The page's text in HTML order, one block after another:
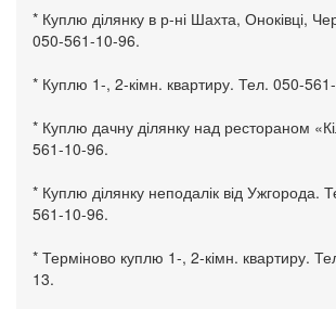
* Куплю ділянку в р-ні Шахта, Оноківці,
050-561-10-96.
* Куплю 1-, 2-кімн. квартиру. Тел. 050-
* Куплю дачну ділянку над рестораном
561-10-96.
* Куплю ділянку неподалік від Ужгорода.
561-10-96.
* Терміново куплю 1-, 2-кімн. квартиру.
13.